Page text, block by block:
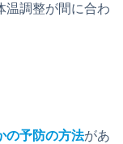
調整が間に合わ
の予防の方法があ